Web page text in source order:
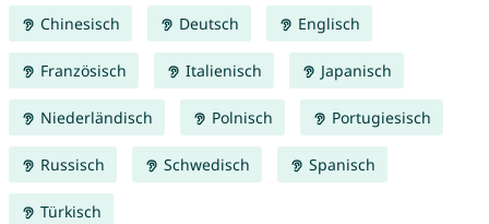
Chinesisch Deutsch Englisch
Französisch Italienisch Japanisch
Niederländisch Polnisch Portugiesisch
Russisch Schwedisch Spanisch
Türkisch